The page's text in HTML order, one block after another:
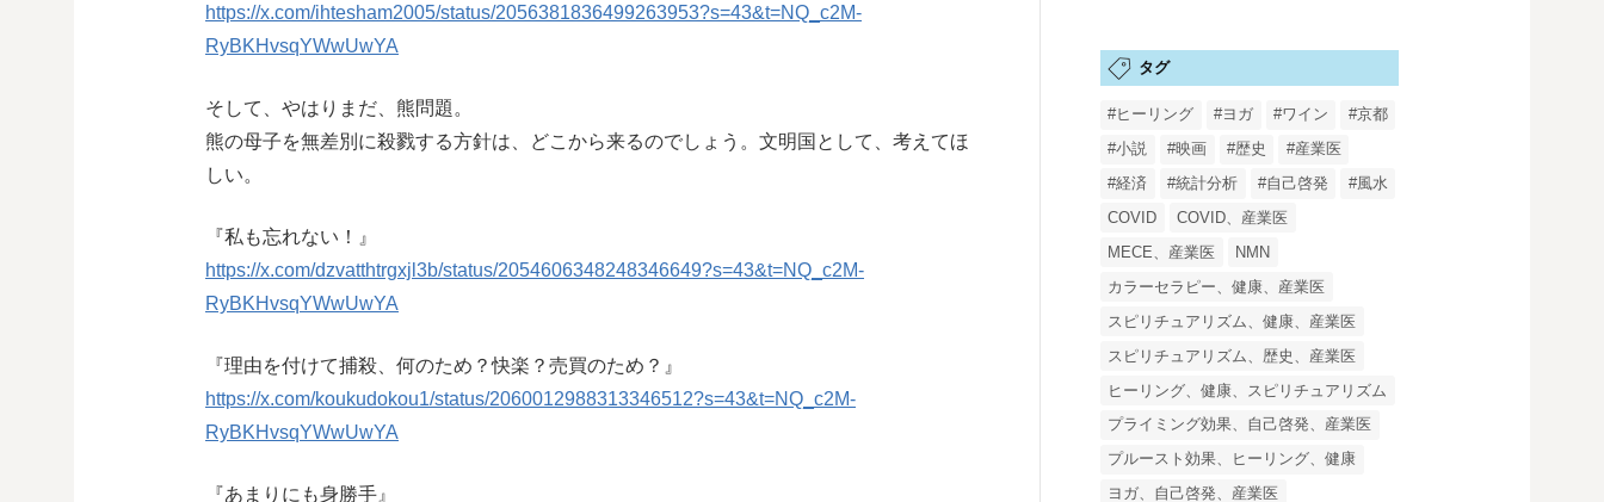
https://x.com/ihtesham2005/status/2056381836499263953?s=43&t=NQ_c2M-
RyBKHvsqYWwUwYA
そして、やはりまだ、熊問題。
熊の母子を無差別に殺戮する方針は、どこから来るのでしょう。文明国として、考えてほ
しい。
『私も忘れない！』
https://x.com/dzvatthtrgxjl3b/status/2054606348248346649?s=43&t=NQ_c2M-
RyBKHvsqYWwUwYA
『理由を付けて捕殺、何のため？快楽？売買のため？』
https://x.com/koukudokou1/status/2060012988313346512?s=43&t=NQ_c2M-
RyBKHvsqYWwUwYA
『あまりにも身勝手』
タグ
#ヒーリング #ヨガ #ワイン
#京都
#小説
#映画 #歴史
#産業医
#経済
#統計分析 #自己啓発
#風水
COVID
COVID、産業医
MECE、産業医
NMN
カラーセラピー、健康、産業医
スピリチュアリズム、健康、産業医
スピリチュアリズム、歴史、産業医
ヒーリング、健康、スピリチュアリズム
プライミング効果、自己啓発、産業医
プルースト効果、ヒーリング、健康
ヨガ、自己啓発、産業医